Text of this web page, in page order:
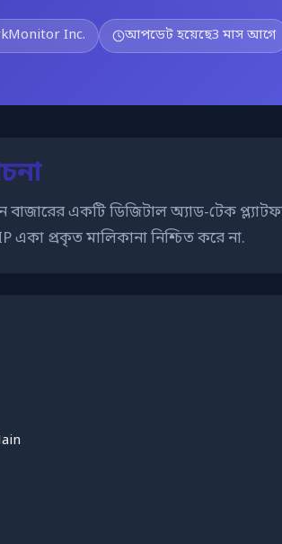
Inc. আপডেট হয়েছে3 মাস আগে
বাজারের একটি ডিজিটাল অ্যাড-টেক
একা প্রকৃত মালিকানা নিশ্চিত করে না.